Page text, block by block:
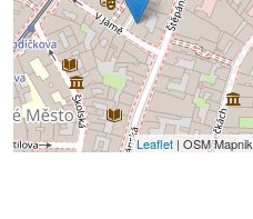
Leaflet | OSM Mapnik